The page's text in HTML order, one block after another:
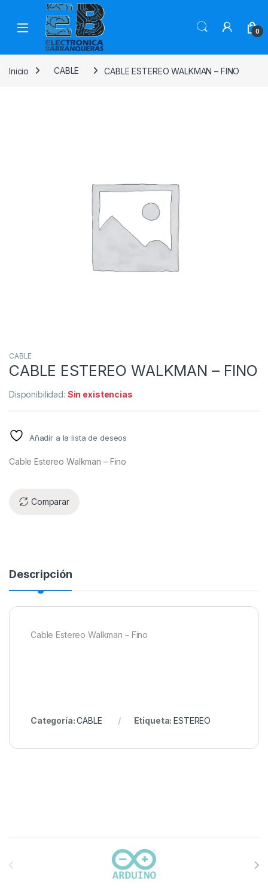
0
Inicio CABLE CABLE ESTEREO WALKMAN – FINO
CABLE
CABLE ESTEREO WALKMAN – FINO
Disponibilidad: Sin existencias
Añadir a la lista de deseos
Cable Estereo Walkman – Fino
Comparar
Descripción
Cable Estereo Walkman – Fino
Categoría:CABLE Etiqueta:ESTEREO
Carrusel de marcas